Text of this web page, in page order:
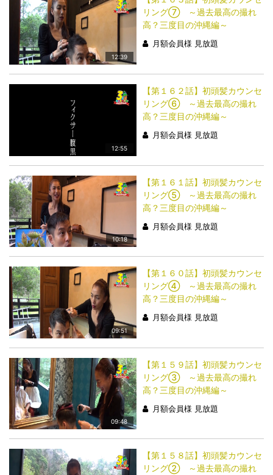
12:39
リング⑦ ～過去最高の撮れ
高？三度目の沖縄編～
月額会員様 見放題
12:55
【第１６２話】初頭髪カウンセ
リング⑥ ～過去最高の撮れ
高？三度目の沖縄編～
月額会員様 見放題
10:18
【第１６１話】初頭髪カウンセ
リング⑤ ～過去最高の撮れ
高？三度目の沖縄編～
月額会員様 見放題
09:51
【第１６０話】初頭髪カウンセ
リング④ ～過去最高の撮れ
高？三度目の沖縄編～
月額会員様 見放題
09:48
【第１５９話】初頭髪カウンセ
リング③ ～過去最高の撮れ
高？三度目の沖縄編～
月額会員様 見放題
【第１５８話】初頭髪カウンセ
リング② ～過去最高の撮れ